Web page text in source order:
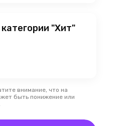
"Хит"
внимание, что на
быть понижение или